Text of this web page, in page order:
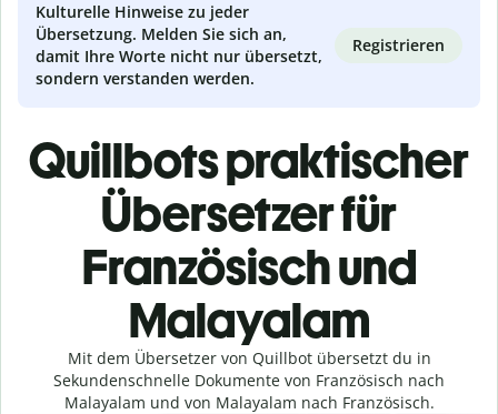
Kulturelle Hinweise zu jeder
Übersetzung. Melden Sie sich an,
damit Ihre Worte nicht nur übersetzt,
sondern verstanden werden.
Registrieren
Quillbots praktischer
Übersetzer für
Französisch und
Malayalam
Mit dem Übersetzer von Quillbot übersetzt du in
Sekundenschnelle Dokumente von Französisch nach
Malayalam und von Malayalam nach Französisch.